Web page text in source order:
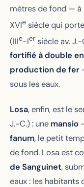
mètres de fond — à
XVIe siècle qui
(IIIe-Ier siècle av.
fortifié à double
production de fer
sous les eaux.
Losa, enfin, est le
J.-C.) : une mansio
fanum, le petit
de fond. Losa est
de Sanguinet,
eaux : les habitants